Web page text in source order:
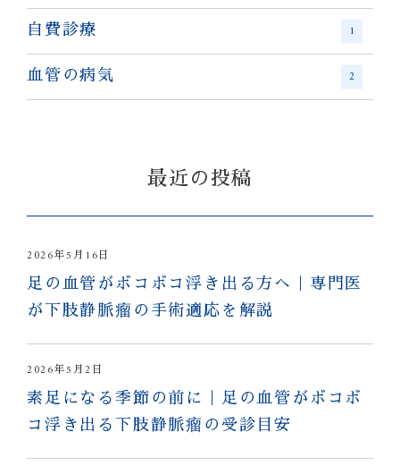
自費診療 1
血管の病気 2
最近の投稿
2026年5月16日
足の血管がボコボコ浮き出る方へ｜専門医
が下肢静脈瘤の手術適応を解説
2026年5月2日
素足になる季節の前に｜足の血管がボコボ
コ浮き出る下肢静脈瘤の受診目安